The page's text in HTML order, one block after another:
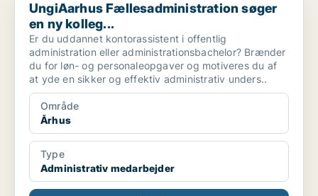
UngiAarhus Fællesadministration søger
en ny kolleg...
Er du uddannet kontorassistent i offentlig
administration eller administrationsbachelor? Brænder
du for løn- og personaleopgaver og motiveres du af
at yde en sikker og effektiv administrativ unders..
Område
Århus
Type
Administrativ medarbejder